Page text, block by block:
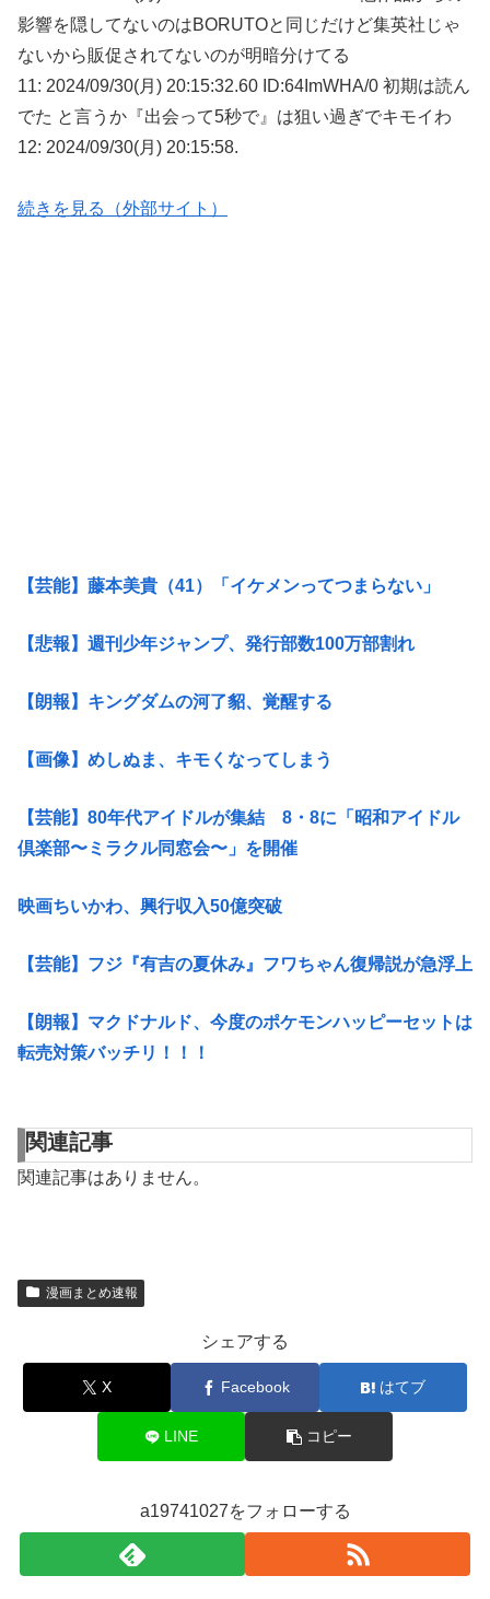
影響を隠してないのはBORUTOと同じだけど集英社じゃ
ないから販促されてないのが明暗分けてる
11: 2024/09/30(月) 20:15:32.60 ID:64ImWHA/0 初期は読ん
でた と言うか『出会って5秒で』は狙い過ぎでキモイわ
12: 2024/09/30(月) 20:15:58.
続きを見る（外部サイト）
【芸能】藤本美貴（41）「イケメンってつまらない」
【悲報】週刊少年ジャンプ、発行部数100万部割れ
【朗報】キングダムの河了貂、覚醒する
【画像】めしぬま、キモくなってしまう
【芸能】80年代アイドルが集結 8・8に「昭和アイドル
倶楽部〜ミラクル同窓会〜」を開催
映画ちいかわ、興行収入50億突破
【芸能】フジ『有吉の夏休み』フワちゃん復帰説が急浮上
【朗報】マクドナルド、今度のポケモンハッピーセットは
転売対策バッチリ！！！
関連記事
関連記事はありません。
漫画まとめ速報
シェアする
X Facebook はてブ
LINE コピー
a19741027をフォローする